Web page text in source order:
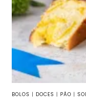
BOLOS | DOCES | PÃO |